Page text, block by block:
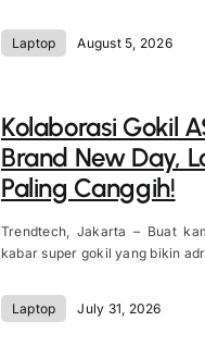
Laptop August 5, 2026
Kolaborasi Gokil
Brand New Day,
Paling Canggih!
Trendtech, Jakarta – Buat
kabar super gokil yang bikin
Laptop July 31, 2026